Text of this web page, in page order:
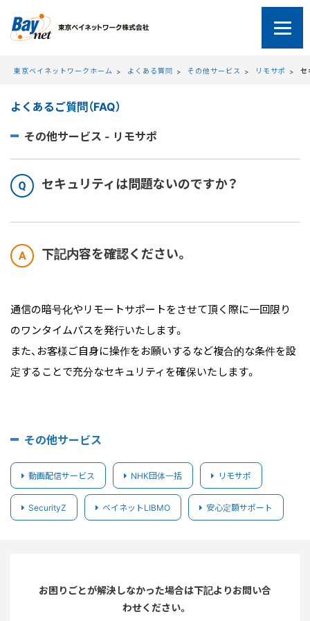
東京ベイネットワークホーム よくある質問 その他サービス リモサポ セ
よくあるご質問（FAQ）
その他サービス - リモサポ
セキュリティは問題ないのですか？
下記内容を確認ください。
通信の暗号化やリモートサポートをさせて頂く際に一回限り
のワンタイムパスを発行いたします。
また、お客様ご自身に操作をお願いするなど複合的な条件を設
定することで充分なセキュリティを確保いたします。
その他サービス
動画配信サービス NHK団体一括 リモサポ
SecurityZ ベイネットLIBMO 安心定額サポート
お困りごとが解決しなかった場合は下記よりお問い合
わせください。